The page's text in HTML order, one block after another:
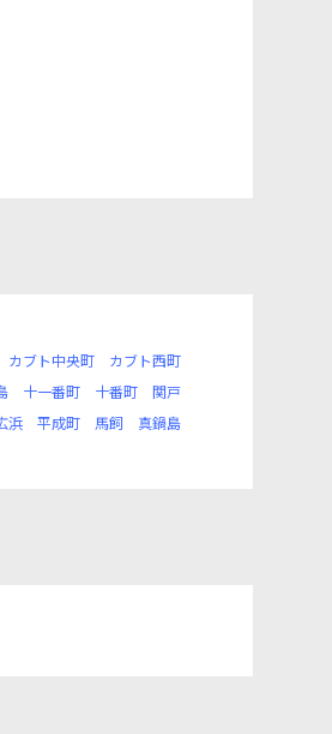
カブト中央町
カブト西町
十一番町 十番町
関戸
浜 平成町 馬飼
真鍋島